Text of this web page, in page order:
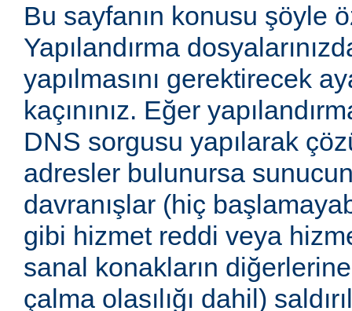
Bu sayfanın konusu şöyle
Yapılandırma
yapılmasını gerektirecek
kaçınınız. Eğer
DNS sorgusu yapılarak
adresler bulunursa
davranışlar (hiç
gibi hizmet reddi veya
sanal konakların
çalma olasılığı dahil)